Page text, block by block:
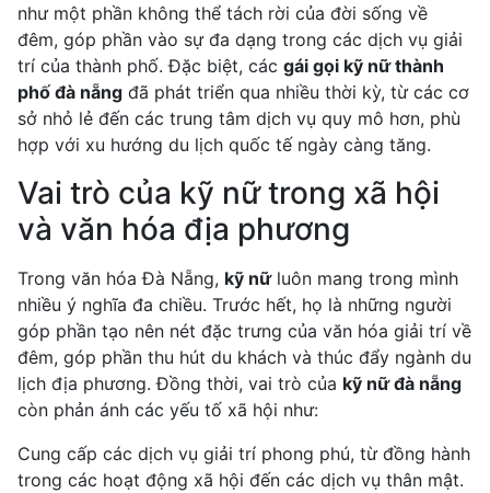
như một phần không thể tách rời của đời sống về
đêm, góp phần vào sự đa dạng trong các dịch vụ giải
trí của thành phố. Đặc biệt, các gái gọi kỹ nữ thành
phố đà nẵng đã phát triển qua nhiều thời kỳ, từ các cơ
sở nhỏ lẻ đến các trung tâm dịch vụ quy mô hơn, phù
hợp với xu hướng du lịch quốc tế ngày càng tăng.
Vai trò của kỹ nữ trong xã hội
và văn hóa địa phương
Trong văn hóa Đà Nẵng, kỹ nữluôn mang trong mình
nhiều ý nghĩa đa chiều. Trước hết, họ là những người
góp phần tạo nên nét đặc trưng của văn hóa giải trí về
đêm, góp phần thu hút du khách và thúc đẩy ngành du
lịch địa phương. Đồng thời, vai trò của kỹ nữ đà nẵng
còn phản ánh các yếu tố xã hội như:
Cung cấp các dịch vụ giải trí phong phú, từ đồng hành
trong các hoạt động xã hội đến các dịch vụ thân mật.